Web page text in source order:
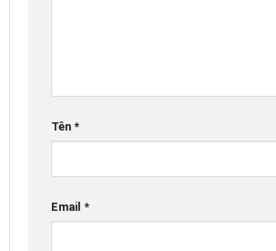
Tên *
Email *